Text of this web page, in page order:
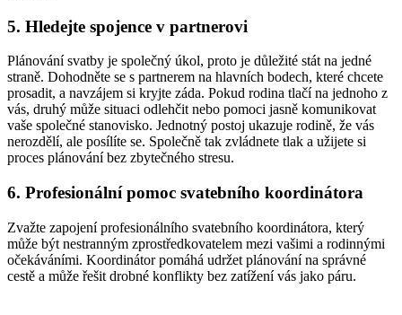
5. Hledejte spojence v partnerovi
Plánování svatby je společný úkol, proto je důležité stát na jedné
straně. Dohodněte se s partnerem na hlavních bodech, které chcete
prosadit, a navzájem si kryjte záda. Pokud rodina tlačí na jednoho z
vás, druhý může situaci odlehčit nebo pomoci jasně komunikovat
vaše společné stanovisko. Jednotný postoj ukazuje rodině, že vás
nerozdělí, ale posílíte se. Společně tak zvládnete tlak a užijete si
proces plánování bez zbytečného stresu.
6. Profesionální pomoc svatebního koordinátora
Zvažte zapojení profesionálního svatebního koordinátora, který
může být nestranným zprostředkovatelem mezi vašimi a rodinnými
očekáváními. Koordinátor pomáhá udržet plánování na správné
cestě a může řešit drobné konflikty bez zatížení vás jako páru.